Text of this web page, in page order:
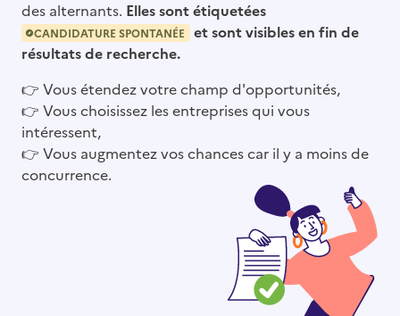
des alternants. Elles sont étiquetées
CANDIDATURE SPONTANÉE
et sont visibles en fin de
résultats de recherche.
👉 Vous étendez votre champ d'opportunités,
👉 Vous choisissez les entreprises qui vous
intéressent,
👉 Vous augmentez vos chances car il y a moins de
concurrence.